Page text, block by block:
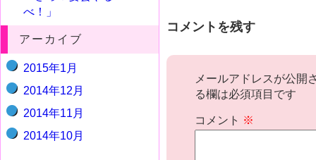
べ！」
アーカイブ
2015年1月
2014年12月
2014年11月
2014年10月
コメントを残す
メールアドレスが公開
る欄は必須項目です
コメント ※